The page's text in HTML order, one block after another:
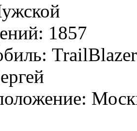
1857